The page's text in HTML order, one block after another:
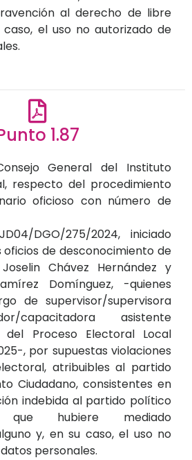
al derecho de libre
el uso no autorizado de
1.87
General del Instituto
respecto del procedimiento
oficioso con número de
DGO/275/2024, iniciado
de desconocimiento de
Chávez Hernández y
Domínguez, -quienes
de supervisor/supervisora
capacitadora asistente
Proceso Electoral Local
, por supuestas violaciones
atribuibles al partido
Ciudadano, consistentes en
indebida al partido político
hubiere mediado
y, en su caso, el uso no
personales.